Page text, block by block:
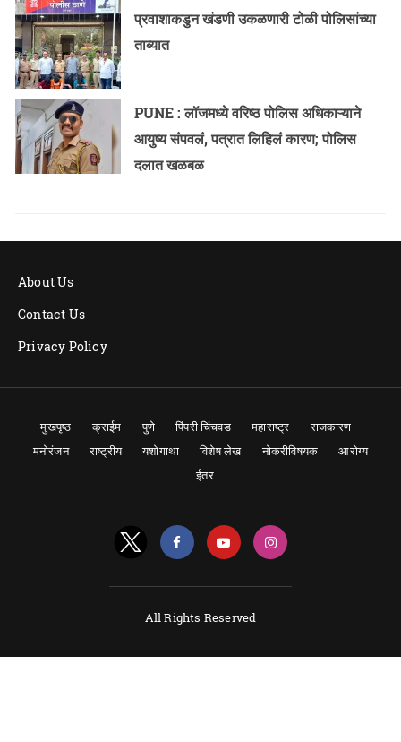
प्रवाशाकडुन खंडणी उकळणारी टोळी पोलिसांच्या
ताब्यात
PUNE : लॉजमध्ये वरिष्ठ पोलिस अधिकाऱ्याने
आयुष्य संपवलं, पत्रात लिहिलं कारण; पोलिस
दलात खळबळ
About Us
Contact Us
Privacy Policy
मुखपृष्ठ क्राईम पुणे पिंपरी चिंचवड महाराष्ट्र
राजकारण
मनोरंजन
राष्ट्रीय यशोगाथा विशेष लेख नोकरीविषयक
आरोग्य
ईतर
All Rights Reserved